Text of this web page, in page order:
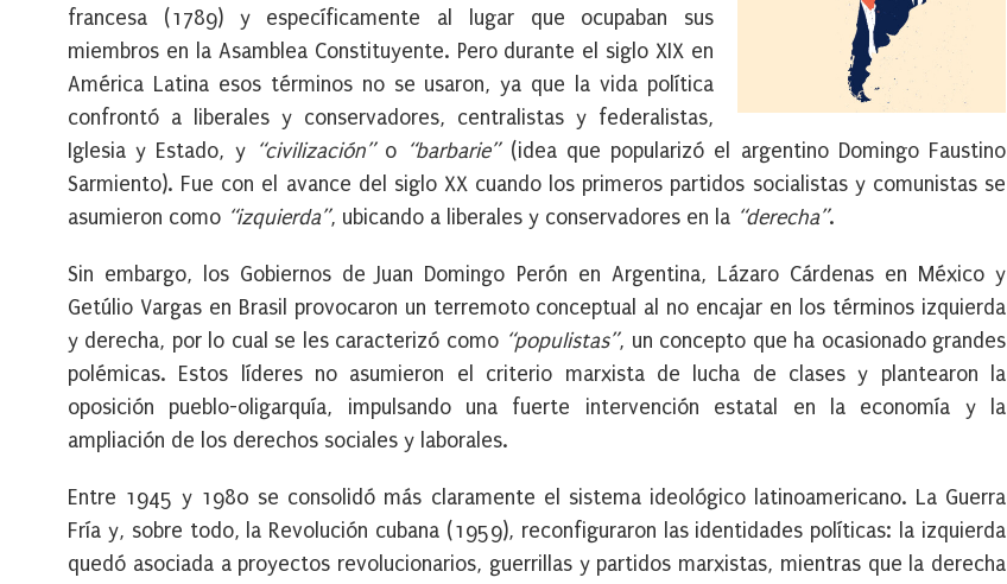
francesa (1789) y específicamente al lugar que ocupaban sus
miembros en la Asamblea Constituyente. Pero durante el siglo XIX en
América Latina esos términos no se usaron, ya que la vida política
confrontó a liberales y conservadores, centralistas y federalistas,
Iglesia y Estado, y “civilización”o “barbarie”(idea que popularizó el argentino Domingo Faustino
Sarmiento). Fue con el avance del siglo XX cuando los primeros partidos socialistas y comunistas se
asumieron como “izquierda”, ubicando a liberales y conservadores en la “derecha”.
Sin embargo, los Gobiernos de Juan Domingo Perón en Argentina, Lázaro Cárdenas en México y
Getúlio Vargas en Brasil provocaron un terremoto conceptual al no encajar en los términos izquierda
y derecha, por lo cual se les caracterizó como “populistas”, un concepto que ha ocasionado grandes
polémicas. Estos líderes no asumieron el criterio marxista de lucha de clases y plantearon la
oposición pueblo-oligarquía, impulsando una fuerte intervención estatal en la economía y la
ampliación de los derechos sociales y laborales.
Entre 1945 y 1980 se consolidó más claramente el sistema ideológico latinoamericano. La Guerra
Fría y, sobre todo, la Revolución cubana (1959), reconfiguraron las identidades políticas: la izquierda
quedó asociada a proyectos revolucionarios, guerrillas y partidos marxistas, mientras que la derecha